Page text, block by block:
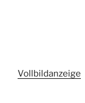
Vollbildanzeige